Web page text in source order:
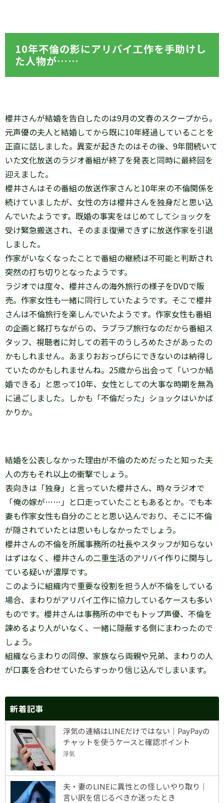
10年不倫の影にアリバイ工作を手助けし
た人物が……
櫻井さんが結婚を告白したのは9月の文春のスクープから。
元声優の夫人と結婚してから既に10年経過していることを
正直に話しました。異変が起きたのはその後、9年間続いて
いた文化放送のラジオ番組が終了を発表と同時に最終回を
迎えました。
櫻井さんはその番組の放送作家さんと10年来の不倫関係を
続けていましたが、女性の方は櫻井さんを独身だと思い込
んでいたようです。既婚の事実をはじめてしてショックを
受け緊急搬送され、そのまま復帰できずに放送作家を引退
しました。
作家がいなくなったことで番組の継続は不可能と判断され
突然の打ち切りとなったようです。
ラジオでは度々、櫻井さんの海外旅行の様子をDVDで販
売。作家女性も一緒に同行していたようです。そこで櫻井
さんは不倫旅行を楽しんでいたようです。作家女性も番組
の企画と銘打ちながらの、ラブラブ旅行なのだから番組ス
タッフ、視聴者に対しての若干のうしろめたさがあったの
かもしれません。あまりおおっぴらにできないのは納得し
ていたのかもしれませんね。25歳から出会って「いつか結
婚できる」と思って10年、女性としての大事な時期を無為
に過ごしました。しかも「不倫だった」ショックはいかば
かりか。
結婚を公表しなかった理由が不倫のためだったと知った夫
人の方もそれ以上の衝撃でしょう。
表向きは「独身」と言っていた櫻井さん、時々ラジオで
「俺の嫁が……」と口走っていたこともあるとか。でも本
妻も作家女性も自分のことと思い込んでおり、そこに不倫
が隠されていたとは思いもしなかったでしょう。
櫻井さんの不倫を所属事務所の社長やスタッフが知らない
はずはなく、櫻井さんの二重生活のアリバイ作りに関与し
ている疑いが濃厚です。
このように組織内で重要な役割を担う人が不倫をしている
場合、まわりがアリバイ工作に協力しているケースも多い
ものです。櫻井さんは事務所の中でもトップ声優、不倫を
諫めるより人がいなく、一緒に隠蔽する側にまわったので
しょう。
組織ならまわりの同僚、家族なら両親や兄弟、まわりの人
が口裏を合わせていたらすっかり信じ込んでしまいます。
新着記事
浮気の連絡はLINEだけではない｜PayPayの
チャットを使うケースと確認ポイント
浮気
夫・妻のLINEに異性との怪しいやり取り｜
言い訳を信じるべきか迷ったとき